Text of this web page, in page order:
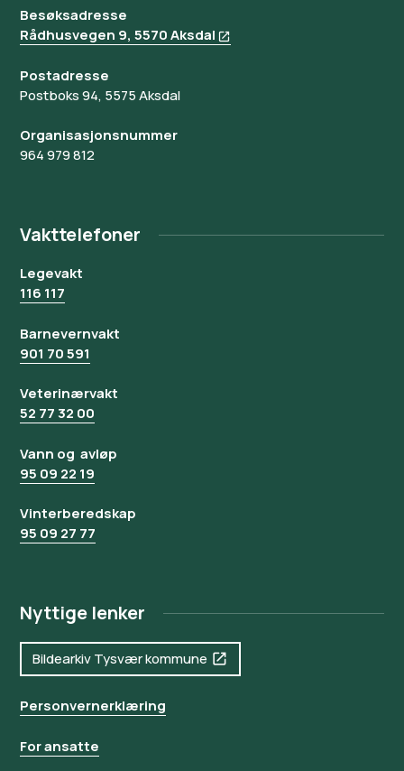
Besøksadresse
Rådhusvegen 9, 5570 Aksdal
Postadresse
Postboks 94, 5575 Aksdal
Organisasjonsnummer
964 979 812
Vakttelefoner
Legevakt
116 117
Barnevernvakt
901 70 591
Veterinærvakt
52 77 32 00
Vann og avløp
95 09 22 19
Vinterberedskap
95 09 27 77
Nyttige lenker
Bildearkiv Tysvær kommune
Personvernerklæring
For ansatte